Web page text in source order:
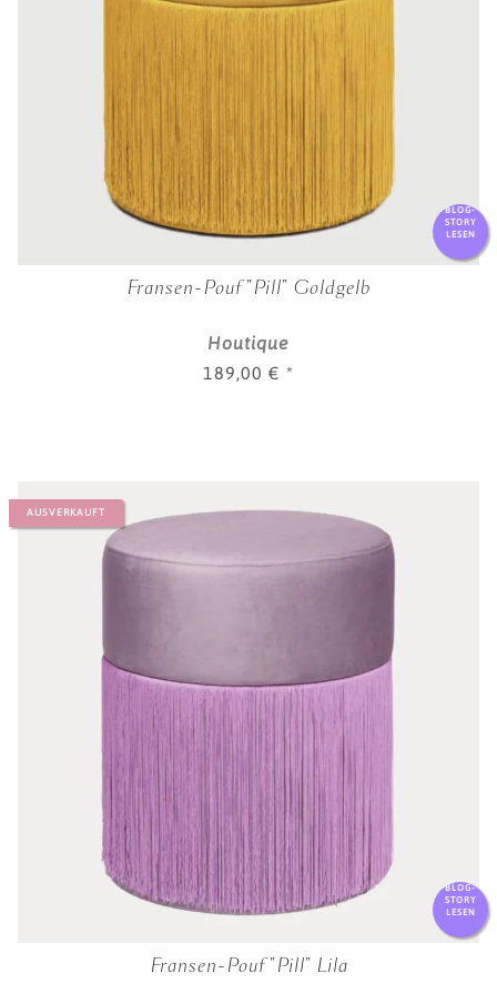
BLOG-
STORY
LESEN
Fransen-Pouf "Pill" Goldgelb
Houtique
189,00 € *
AUSVERKAUFT
BLOG-
STORY
LESEN
Fransen-Pouf "Pill" Lila